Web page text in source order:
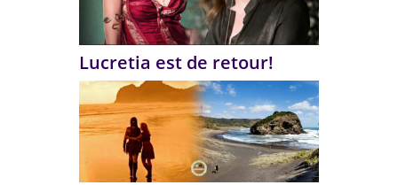
Lucretia est de retour!